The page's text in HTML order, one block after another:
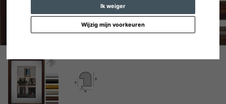
Ik weiger
Wijzig mijn voorkeuren